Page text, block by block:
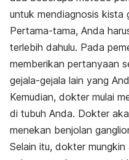
untuk mendiagnosis kista
Pertama-tama, Anda
terlebih dahulu. Pada
memberikan pertanyaan
gejala-gejala lain yang
Kemudian, dokter mulai
di tubuh Anda. Dokter
menekan benjolan
Selain itu, dokter